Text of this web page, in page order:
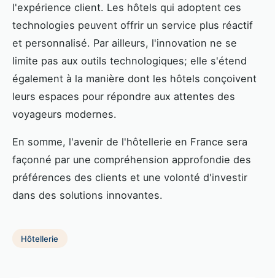
l'expérience client. Les hôtels qui adoptent ces
technologies peuvent offrir un service plus réactif
et personnalisé. Par ailleurs, l'innovation ne se
limite pas aux outils technologiques; elle s'étend
également à la manière dont les hôtels conçoivent
leurs espaces pour répondre aux attentes des
voyageurs modernes.
En somme, l'avenir de l'hôtellerie en France sera
façonné par une compréhension approfondie des
préférences des clients et une volonté d'investir
dans des solutions innovantes.
Hôtellerie